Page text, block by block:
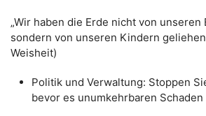
„Wir haben die Erde nicht von unseren
sondern von unseren Kindern
Weisheit)
Politik und Verwaltung: Stoppen
bevor es unumkehrbaren